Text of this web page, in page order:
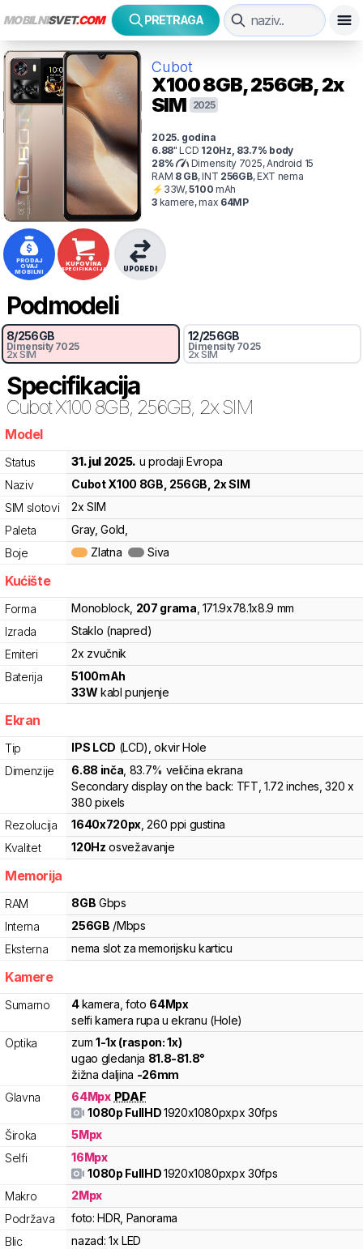
MOBILNISVET.COM PRETRAGA
Cubot
X1008GB, 256GB, 2x
SIM
2025
2025. godina
6.88" LCD 120Hz, 83.7% body
28%
Dimensity 7025, Android 15
RAM 8GB,INT 256GB,EXT nema
⚡ 33W,5100 mAh
3 kamere, max 64MP
PRODAJ
OVAJ
MOBILNI
KUPOVINA
SPECIFIKACIJA UPOREDI
Podmodeli
8/256GB
Dimensity 7025
2x SIM
12/256GB
Dimensity 7025
2x SIM
Specifikacija
Cubot X100 8GB, 256GB, 2x SIM
Model
Status 31. jul 2025. u prodaji Evropa
Naziv
CubotX100 8GB, 256GB, 2x SIM
SIM slotovi
2x SIM
Paleta
Gray, Gold,
Boje
Zlatna Siva
Kućište
Forma Monoblock 207 grama 171.9x78.1x8.9 mm
Izrada
Staklo (napred)
Emiteri
2x zvučnik
Baterija
5100mAh
33W kabl punjenje
Ekran
Tip IPS LCD (LCD) , okvir Hole
Dimenzije
6.88 inča , 83.7% veličina ekrana
Secondary display on the back: TFT, 1.72 inches, 320 x
380 pixels
Rezolucija
1640x720px ,260 ppi gustina
Kvalitet
120Hz osvežavanje
Memorija
RAM 8GB Gbps
Interna
256GB /Mbps
Eksterna
nema slot za memorijsku karticu
Kamere
Sumarno 4kamera foto 64Mpx
selfi kamera rupa u ekranu (Hole)
Optika
zum1-1x (raspon:1x)
ugao gledanja 81.8-81.8°
žižna daljina -26mm
Glavna
64Mpx PDAF
1080p FullHD1920x1080pxpx30fps
Široka
5Mpx
Selfi
16Mpx
1080p FullHD1920x1080pxpx30fps
Makro
2Mpx
Podržava
foto: HDR, Panorama
Blic
nazad: 1x LED